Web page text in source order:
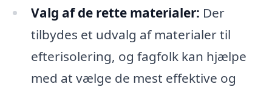
Valg af de rette materialer: Der
tilbydes et udvalg af materialer til
efterisolering, og fagfolk kan hjælpe
med at vælge de mest effektive og